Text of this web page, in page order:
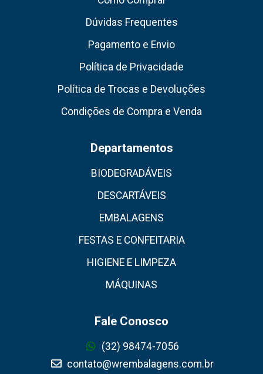
Dúvidas Frequentes
Pagamento e Envio
Política de Privacidade
Política de Trocas e Devoluções
Condições de Compra e Venda
Departamentos
BIODEGRADÁVEIS
DESCARTÁVEIS
EMBALAGENS
FESTAS E CONFEITARIA
HIGIENE E LIMPEZA
MÁQUINAS
Fale Conosco
(32) 98474-7056
contato@wrembalagens.com.br